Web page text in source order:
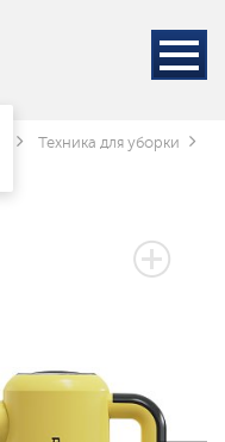
Техника для уборки